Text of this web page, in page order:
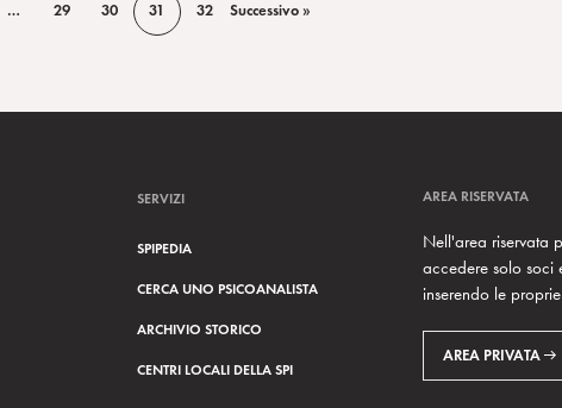
… 29 30 31 32 Successivo »
SERVIZI
SPIPEDIA
CERCA UNO PSICOANALISTA
ARCHIVIO STORICO
CENTRI LOCALI DELLA SPI
AREA RISERVATA
Nell'area riservata
accedere solo soci
inserendo le
AREA PRIVATA